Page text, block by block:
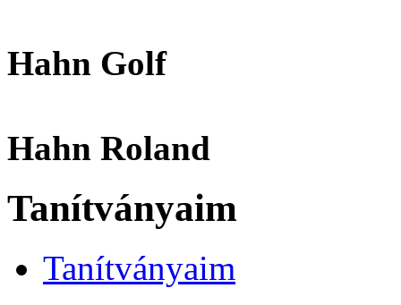
Hahn Golf
Hahn Roland
Tanítványaim
Tanítványaim